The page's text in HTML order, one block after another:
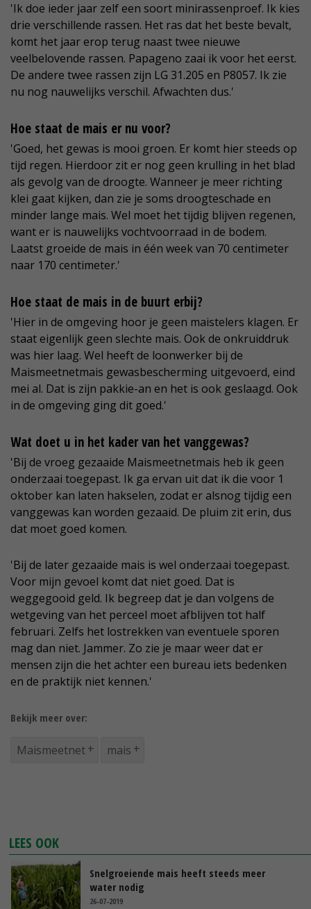
'Ik doe ieder jaar zelf een soort minirassenproef. Ik kies
drie verschillende rassen. Het ras dat het beste bevalt,
komt het jaar erop terug naast twee nieuwe
veelbelovende rassen. Papageno zaai ik voor het eerst.
De andere twee rassen zijn LG 31.205 en P8057. Ik zie
nu nog nauwelijks verschil. Afwachten dus.'
Hoe staat de mais er nu voor?
'Goed, het gewas is mooi groen. Er komt hier steeds op
tijd regen. Hierdoor zit er nog geen krulling in het blad
als gevolg van de droogte. Wanneer je meer richting
klei gaat kijken, dan zie je soms droogteschade en
minder lange mais. Wel moet het tijdig blijven regenen,
want er is nauwelijks vochtvoorraad in de bodem.
Laatst groeide de mais in één week van 70 centimeter
naar 170 centimeter.'
Hoe staat de mais in de buurt erbij?
'Hier in de omgeving hoor je geen maistelers klagen. Er
staat eigenlijk geen slechte mais. Ook de onkruiddruk
was hier laag. Wel heeft de loonwerker bij de
Maismeetnetmais gewasbescherming uitgevoerd, eind
mei al. Dat is zijn pakkie-an en het is ook geslaagd. Ook
in de omgeving ging dit goed.'
Wat doet u in het kader van het vanggewas?
'Bij de vroeg gezaaide Maismeetnetmais heb ik geen
onderzaai toegepast. Ik ga ervan uit dat ik die voor 1
oktober kan laten hakselen, zodat er alsnog tijdig een
vanggewas kan worden gezaaid. De pluim zit erin, dus
dat moet goed komen.
'Bij de later gezaaide mais is wel onderzaai toegepast.
Voor mijn gevoel komt dat niet goed. Dat is
weggegooid geld. Ik begreep dat je dan volgens de
wetgeving van het perceel moet afblijven tot half
februari. Zelfs het lostrekken van eventuele sporen
mag dan niet. Jammer. Zo zie je maar weer dat er
mensen zijn die het achter een bureau iets bedenken
en de praktijk niet kennen.'
Bekijk meer over:
Maismeetnet mais
LEES OOK
Snelgroeiende mais heeft steeds meer
water nodig
26-07-2019